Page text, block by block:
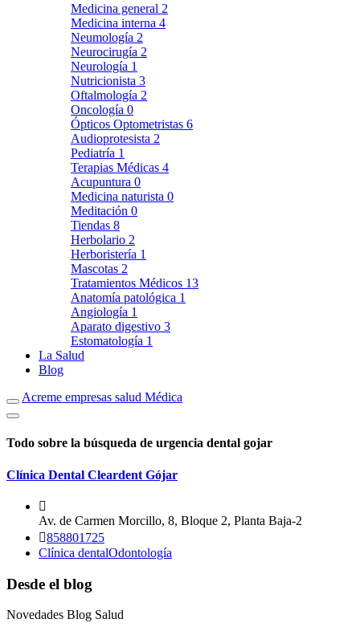
Medicina general 2
Medicina interna 4
Neumología 2
Neurocirugía 2
Neurología 1
Nutricionista 3
Oftalmología 2
Oncología 0
Ópticos Optometristas 6
Audioprotesista 2
Pediatría 1
Terapias Médicas 4
Acupuntura 0
Medicina naturista 0
Meditación 0
Tiendas 8
Herbolario 2
Herboristería 1
Mascotas 2
Tratamientos Médicos 13
Anatomía patológica 1
Angiología 1
Aparato digestivo 3
Estomatología 1
La Salud
Blog
Acreme empresas salud Médica
Todo sobre la búsqueda de urgencia dental gojar
Clínica Dental Cleardent Gójar
Av. de Carmen Morcillo, 8, Bloque 2, Planta Baja-2
858801725
Clínica dentalOdontología
Desde el blog
Novedades Blog Salud